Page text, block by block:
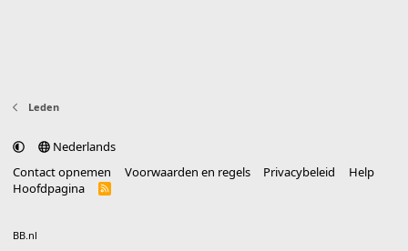
Leden
Nederlands
Contact opnemen
Voorwaarden en regels Privacybeleid
Help
Hoofdpagina
R
BB.nl